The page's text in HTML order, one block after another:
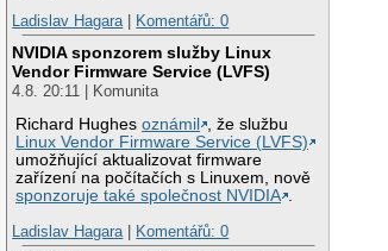
Ladislav Hagara| Komentářů: 0
NVIDIA sponzorem služby Linux
Vendor Firmware Service (LVFS)
4.8. 20:11 | Komunita
Richard Hughesoznámil
, že službu
Linux Vendor Firmware Service (LVFS)
umožňující aktualizovat firmware
zařízení na počítačích s Linuxem, nově
sponzoruje také společnost NVIDIA .
Ladislav Hagara| Komentářů: 0